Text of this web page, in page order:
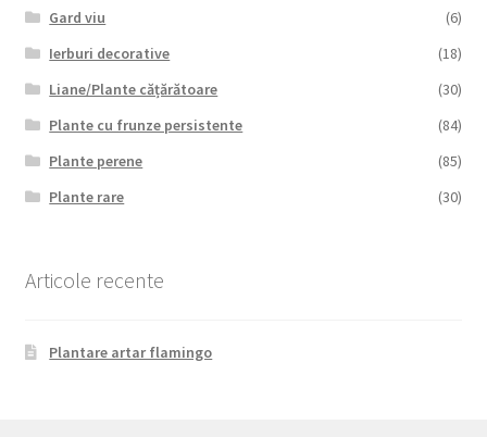
Gard viu
(6)
Ierburi decorative
(18)
Liane/Plante cățărătoare
(30)
Plante cu frunze persistente
(84)
Plante perene
(85)
Plante rare
(30)
Articole recente
Plantare artar flamingo